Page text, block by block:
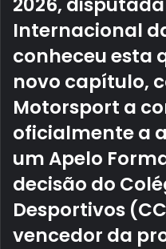
Internacional
conheceu esta
novo capítulo,
Motorsport a
oficialmente a
umApelo
decisão do
Desportivos
vencedor da